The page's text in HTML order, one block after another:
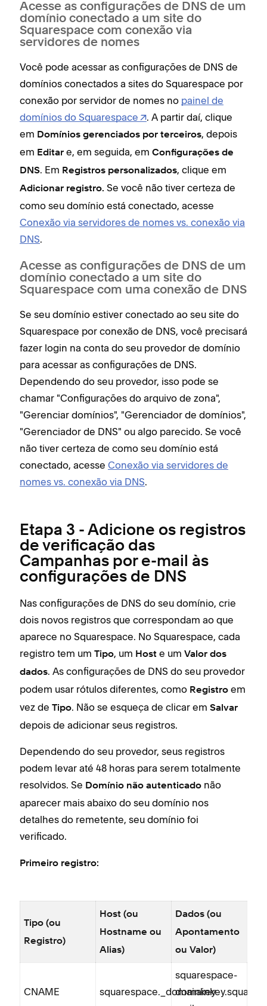
Acesse as configurações de DNS de um
domínio conectado a um site do
Squarespace com conexão via
servidores de nomes
Você pode acessar as configurações de DNS de
domínios conectados a sites do Squarespace por
conexão por servidor de nomes no painel de
domínios do Squarespace
. A partir daí, clique
em Domínios gerenciados por terceiros, depois
em Editar e, em seguida, em Configurações de
DNS. Em Registros personalizados, clique em
Adicionar registro. Se você não tiver certeza de
como seu domínio está conectado, acesse
Conexão via servidores de nomes vs. conexão via
DNS.
Acesse as configurações de DNS de um
domínio conectado a um site do
Squarespace com uma conexão de DNS
Se seu domínio estiver conectado ao seu site do
Squarespace por conexão de DNS, você precisará
fazer login na conta do seu provedor de domínio
para acessar as configurações de DNS.
Dependendo do seu provedor, isso pode se
chamar "Configurações do arquivo de zona",
"Gerenciar domínios", "Gerenciador de domínios",
"Gerenciador de DNS" ou algo parecido. Se você
não tiver certeza de como seu domínio está
conectado, acesse Conexão via servidores de
nomes vs. conexão via DNS.
Etapa 3 - Adicione os registros
de verificação das
Campanhas por e-mail às
configurações de DNS
Nas configurações de DNS do seu domínio, crie
dois novos registros que correspondam ao que
aparece no Squarespace. No Squarespace, cada
registro tem um Tipo, um Host e um Valor dos
dados. As configurações de DNS do seu provedor
podem usar rótulos diferentes, como Registro em
vez de Tipo. Não se esqueça de clicar em Salvar
depois de adicionar seus registros.
Dependendo do seu provedor, seus registros
podem levar até 48 horas para serem totalmente
resolvidos. Se Domínio não autenticado não
aparecer mais abaixo do seu domínio nos
detalhes do remetente, seu domínio foi
verificado.
Primeiro registro:
Tipo (ou
Registro)
Host (ou
Hostname ou
Alias)
Dados (ou
Apontamento
ou Valor)
CNAME squarespace._domainkey
squarespace-